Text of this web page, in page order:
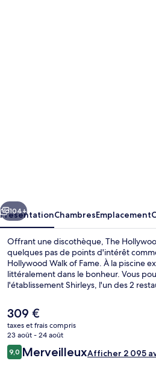
Suivant
104+
PrésentationChambresEmplacement
Offrant une discothèque, The
quelques pas de points d'intérêt
Hollywood Walk of Fame. À la piscine
littéralement dans le bonheur. Vous
l'établissement Shirleys, l'un des 2
Cet hôtel de luxe abrite en outre 4
piscine et une salle de fitness. Les
piscine rafraîchissante et la literie de
sont tout proches. Station de métro
seulement 3 min à pied.
Le
prix
actuel
est
de
309 €
taxes et frais compris
23 août - 24 août
Avis
voyageurs
9,09,0 sur 10
MerveilleuxAfficher 2 095